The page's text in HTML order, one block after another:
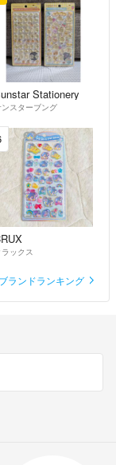
送となります。予め
いたします。
。
す。
だきましたがポスト
ズレることがありま
ミングによっては売
Stationery
ンスターブング
ラックス
ランドランキング